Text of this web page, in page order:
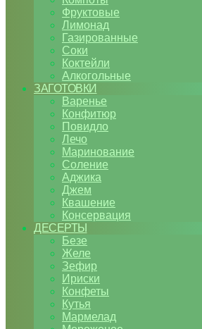
Фруктовые
Лимонад
Газированные
Соки
Коктейли
Алкогольные
ЗАГОТОВКИ
Варенье
Конфитюр
Повидло
Лечо
Маринование
Соление
Аджика
Джем
Квашение
Консервация
ДЕСЕРТЫ
Безе
Желе
Зефир
Ириски
Конфеты
Кутья
Мармелад